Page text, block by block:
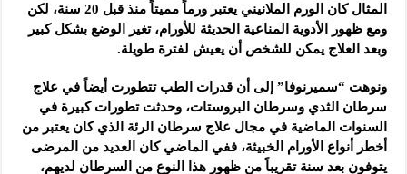
المثال كان الورم الملانيني يعتبر ورماً مميتاً منذ قبل 20 سنة، لكن
ومع ظهور الأدوية المناعية الحديثة للأورام، تغير الوضع بشكل كبير
وبعد العلاج يمكن للشخص أن يعيش لفترة طويلة.
ونوهت “سميرنوفا” إلى أن قدرات الطب تتطورت أيضاً في علاج
سرطان الثدي وسرطان البروستات، وحدثت تطورات كبيرة في
السنوات الماضية في مجال علاج سرطان الرئة الذي كان يعتبر من
أخطر أنواع الأورام الخبيثة، ففي الماضي كان العديد من المرضى
يتوفون بعد سنة تقريباً من ظهور هذا النوع من السرطان لديهم،